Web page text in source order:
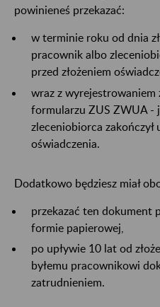
powinieneś przekazać:
w terminie roku od dnia
pracownik albo
przed złożeniem
wraz z wyrejestrowaniem
formularzu ZUS ZWUA -
zleceniobiorca zakończył
oświadczenia.
Dodatkowo będziesz miał
przekazać ten dokument
formie papierowej,
po upływie 10 lat od
byłemu pracownikowi
zatrudnieniem.